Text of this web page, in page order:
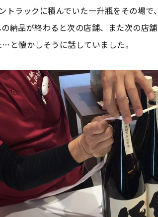
トラックに積んでいた一升瓶をその場
納品が終わると次の店舗、また次の店
と懐かしそうに話していました。